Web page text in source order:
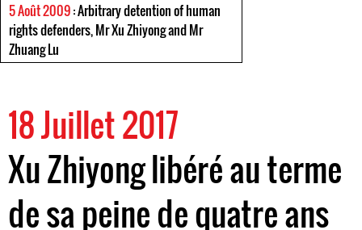
5 Août 2009: Arbitrary detention of human
rights defenders, Mr Xu Zhiyong and Mr
Zhuang Lu
18 Juillet 2017
Xu Zhiyong libéré au terme
de sa peine de quatre ans